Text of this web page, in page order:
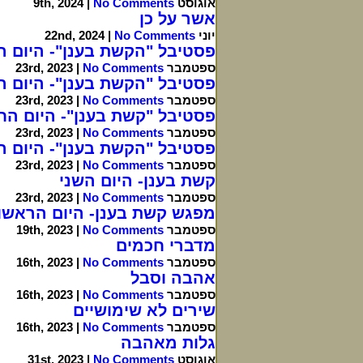
אוגוסט 9th, 2024 | No Comments
אשר על כן
יוני 22nd, 2024 | No Comments
פסטיבל "הקשת בענן"- היום
ספטמבר 23rd, 2023 | No Comments
פסטיבל "הקשת בענן"- היום
ספטמבר 23rd, 2023 | No Comments
פסטיבל "קשת בענן"- היום
ספטמבר 23rd, 2023 | No Comments
פסטיבל "הקשת בענן"- היום
ספטמבר 23rd, 2023 | No Comments
קשת בענן- היום השני
ספטמבר 23rd, 2023 | No Comments
מפגש קשת בענן- היום
ספטמבר 19th, 2023 | No Comments
מדברי חכמים
ספטמבר 16th, 2023 | No Comments
אהבה וסבל
ספטמבר 16th, 2023 | No Comments
שירים לא שימושיים
ספטמבר 16th, 2023 | No Comments
גלות מאהבה
אוגוסט 31st, 2023 | No Comments